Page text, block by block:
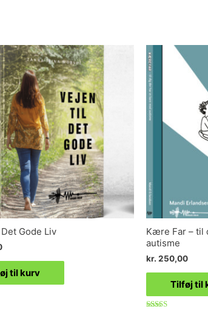
Gode Liv
til kurv
Kære Far – til
autisme
kr. 250,00
Tilføj til